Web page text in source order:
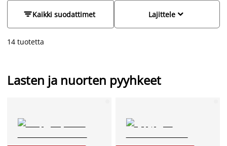
Kaikki suodattimet 
Lajittele
14 tuotetta
Lasten ja nuorten pyyhkeet